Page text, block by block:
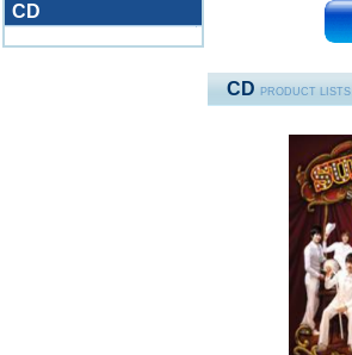
CD
CD PRODUCT LISTS